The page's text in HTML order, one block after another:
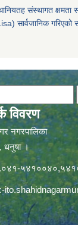
संस्थागत क्षमता
सार्वजानिक गरिएको
विवरण
नगरपालिका
धनुषा ।
-